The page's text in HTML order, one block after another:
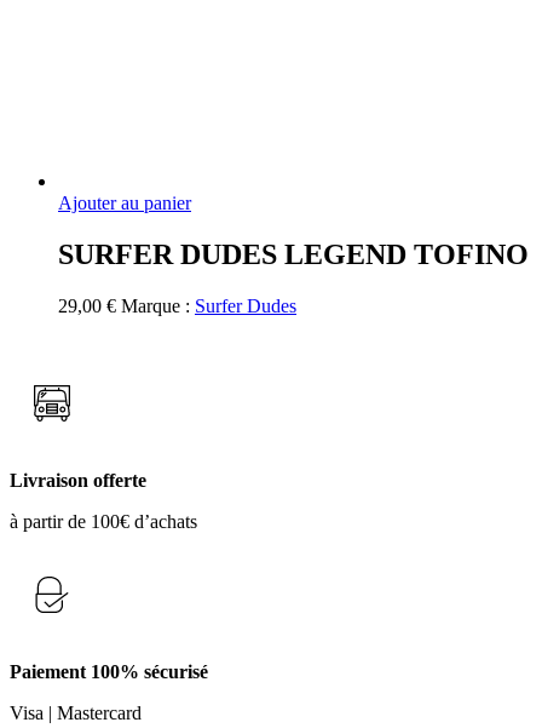
Ajouter au panier
SURFER DUDES LEGEND TOFINO
29,00 € Marque : Surfer Dudes
Livraison offerte
à partir de 100€ d’achats
Paiement 100% sécurisé
Visa | Mastercard